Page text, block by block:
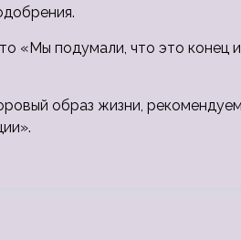
«Мы подумали, что это конец
образ жизни,